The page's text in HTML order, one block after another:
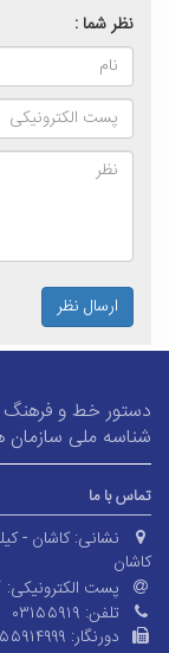
نظر شما :
ارسال نظر
دستور خط و
شناسه ملی سازمان
تماس با ما
نشانی:
کاشان
پست الکترونیکی:
تلفن: ۰۳۱۵۵۹۱۹
دورنگار: